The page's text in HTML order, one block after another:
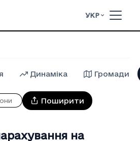
УКР
Динаміка Громади
Поширити
на